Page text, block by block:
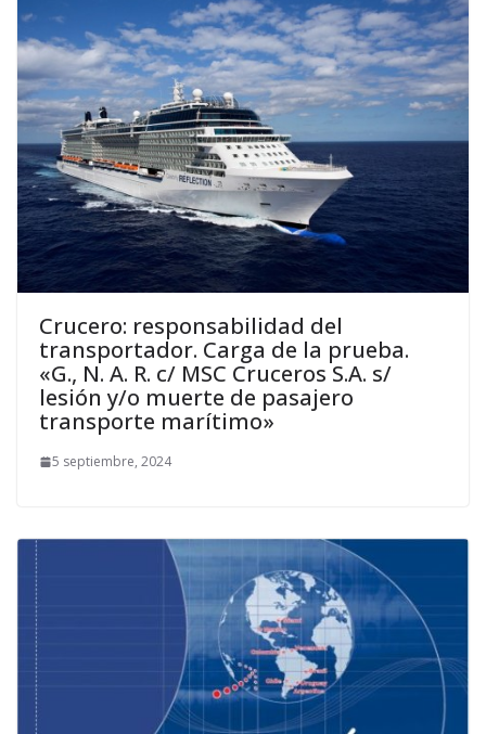
Crucero: responsabilidad del
transportador. Carga de la prueba.
«G., N. A. R. c/ MSC Cruceros S.A. s/
lesión y/o muerte de pasajero
transporte marítimo»
5 septiembre, 2024